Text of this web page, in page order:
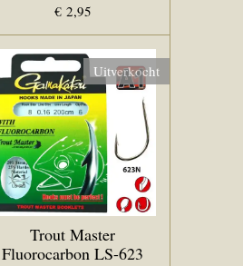
€ 2,95
Uitverkocht
Trout Master
Fluorocarbon LS-623